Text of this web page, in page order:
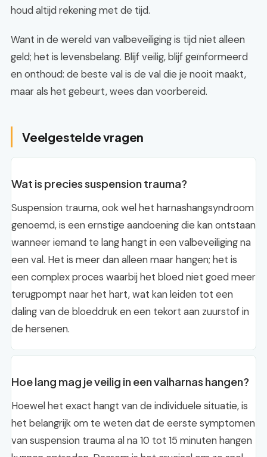
houd altijd rekening met de tijd.
Want in de wereld van valbeveiliging is tijd niet alleen
geld; het is levensbelang. Blijf veilig, blijf geïnformeerd
en onthoud: de beste val is de val die je nooit maakt,
maar als het gebeurt, wees dan voorbereid.
Veelgestelde vragen
Wat is precies suspension trauma?
Suspension trauma, ook wel het harnashangsyndroom
genoemd, is een ernstige aandoening die kan ontstaan
wanneer iemand te lang hangt in een valbeveiliging na
een val. Het is meer dan alleen maar hangen; het is
een complex proces waarbij het bloed niet goed meer
terugpompt naar het hart, wat kan leiden tot een
daling van de bloeddruk en een tekort aan zuurstof in
de hersenen.
Hoe lang mag je veilig in een valharnas hangen?
Hoewel het exact hangt van de individuele situatie, is
het belangrijk om te weten dat de eerste symptomen
van suspension trauma al na 10 tot 15 minuten hangen